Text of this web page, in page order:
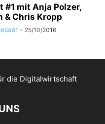
#1 mit Anja Polzer,
& Chris Kropp
- 25/10/2016